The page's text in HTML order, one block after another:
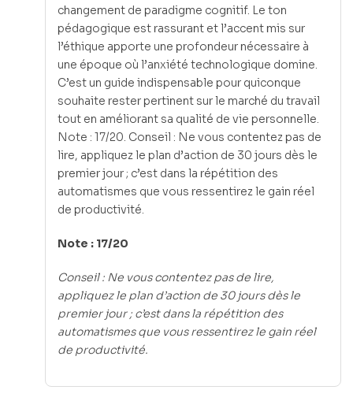
changement de paradigme cognitif. Le ton
pédagogique est rassurant et l’accent mis sur
l’éthique apporte une profondeur nécessaire à
une époque où l’anxiété technologique domine.
C’est un guide indispensable pour quiconque
souhaite rester pertinent sur le marché du travail
tout en améliorant sa qualité de vie personnelle.
Note : 17/20. Conseil : Ne vous contentez pas de
lire, appliquez le plan d’action de 30 jours dès le
premier jour ; c’est dans la répétition des
automatismes que vous ressentirez le gain réel
de productivité.
Note : 17/20
Conseil : Ne vous contentez pas de lire,
appliquez le plan d’action de 30 jours dès le
premier jour ; c’est dans la répétition des
automatismes que vous ressentirez le gain réel
de productivité.